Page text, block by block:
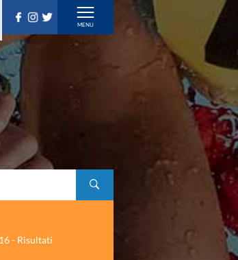
- Risultati